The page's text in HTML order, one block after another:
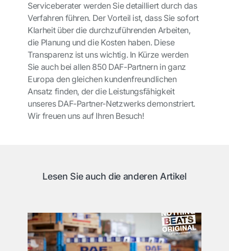
Serviceberater werden Sie detailliert durch das
Verfahren führen. Der Vorteil ist, dass Sie sofort
Klarheit über die durchzuführenden Arbeiten,
die Planung und die Kosten haben. Diese
Transparenz ist uns wichtig. In Kürze werden
Sie auch bei allen 850 DAF-Partnern in ganz
Europa den gleichen kundenfreundlichen
Ansatz finden, der die Leistungsfähigkeit
unseres DAF-Partner-Netzwerks demonstriert.
Wir freuen uns auf Ihren Besuch!
Lesen Sie auch die anderen Artikel